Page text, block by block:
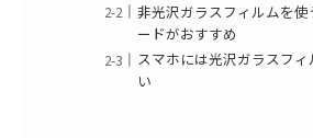
非光沢ガラスフィルムを
ードがおすすめ
スマホには光沢ガラスフ
い